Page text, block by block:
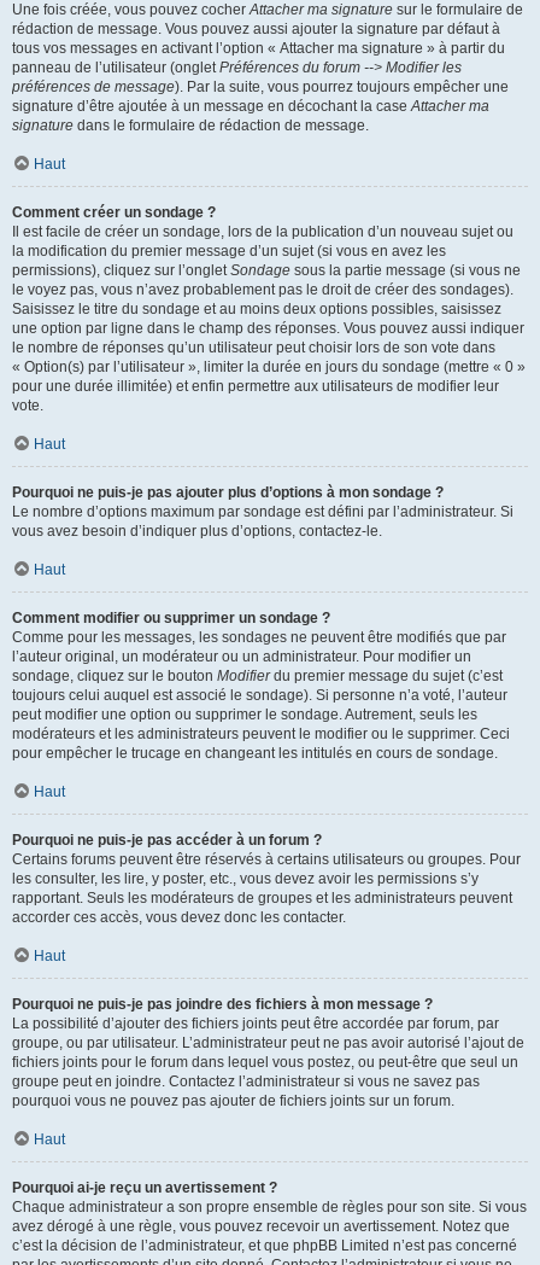
Une fois créée, vous pouvez cocherAttacher ma signature sur le formulaire de
rédaction de message. Vous pouvez aussi ajouter la signature par défaut à
tous vos messages en activant l’option « Attacher ma signature » à partir du
panneau de l’utilisateur (ongletPréférences du forum --> Modifier les
préférences de message). Par la suite, vous pourrez toujours empêcher une
signature d’être ajoutée à un message en décochant la caseAttacher ma
signature dans le formulaire de rédaction de message.
Haut
Comment créer un sondage ?
Il est facile de créer un sondage, lors de la publication d’un nouveau sujet ou
la modification du premier message d’un sujet (si vous en avez les
permissions), cliquez sur l’ongletSondage sous la partie message (si vous ne
le voyez pas, vous n’avez probablement pas le droit de créer des sondages).
Saisissez le titre du sondage et au moins deux options possibles, saisissez
une option par ligne dans le champ des réponses. Vous pouvez aussi indiquer
le nombre de réponses qu’un utilisateur peut choisir lors de son vote dans
« Option(s) par l’utilisateur », limiter la durée en jours du sondage (mettre « 0 »
pour une durée illimitée) et enfin permettre aux utilisateurs de modifier leur
vote.
Haut
Pourquoi ne puis-je pas ajouter plus d’options à mon sondage ?
Le nombre d’options maximum par sondage est défini par l’administrateur. Si
vous avez besoin d’indiquer plus d’options, contactez-le.
Haut
Comment modifier ou supprimer un sondage ?
Comme pour les messages, les sondages ne peuvent être modifiés que par
l’auteur original, un modérateur ou un administrateur. Pour modifier un
sondage, cliquez sur le bouton Modifierdu premier message du sujet (c’est
toujours celui auquel est associé le sondage). Si personne n’a voté, l’auteur
peut modifier une option ou supprimer le sondage. Autrement, seuls les
modérateurs et les administrateurs peuvent le modifier ou le supprimer. Ceci
pour empêcher le trucage en changeant les intitulés en cours de sondage.
Haut
Pourquoi ne puis-je pas accéder à un forum ?
Certains forums peuvent être réservés à certains utilisateurs ou groupes. Pour
les consulter, les lire, y poster, etc., vous devez avoir les permissions s’y
rapportant. Seuls les modérateurs de groupes et les administrateurs peuvent
accorder ces accès, vous devez donc les contacter.
Haut
Pourquoi ne puis-je pas joindre des fichiers à mon message ?
La possibilité d’ajouter des fichiers joints peut être accordée par forum, par
groupe, ou par utilisateur. L’administrateur peut ne pas avoir autorisé l’ajout de
fichiers joints pour le forum dans lequel vous postez, ou peut-être que seul un
groupe peut en joindre. Contactez l’administrateur si vous ne savez pas
pourquoi vous ne pouvez pas ajouter de fichiers joints sur un forum.
Haut
Pourquoi ai-je reçu un avertissement ?
Chaque administrateur a son propre ensemble de règles pour son site. Si vous
avez dérogé à une règle, vous pouvez recevoir un avertissement. Notez que
c’est la décision de l’administrateur, et que phpBB Limited n’est pas concerné